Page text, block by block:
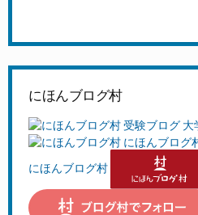
にほんブログ村
にほんブログ村